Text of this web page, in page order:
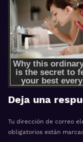
Deja una
Tu dirección de correo
obligatorios están